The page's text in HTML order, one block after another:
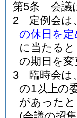
第5条
会議
2
定例会は
の休日を
に当たる
の期日を
3
臨時会は
の1以上の
があった